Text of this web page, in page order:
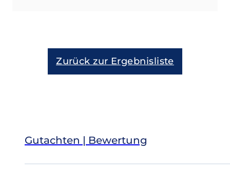
Zurück zur Ergebnisliste
Gutachten | Bewertung